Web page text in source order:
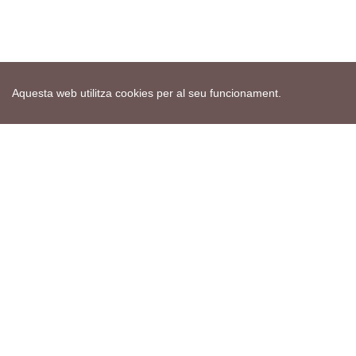
Aquesta web utilitza cookies per al seu funcionament.